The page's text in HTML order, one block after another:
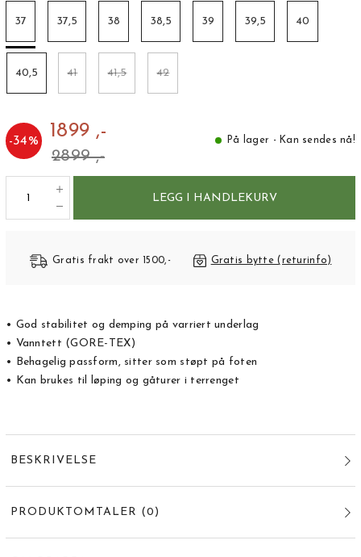
37 37,5 38 38,5 39 39,5 40
40,5 41 41,5 42
-34% 1899 ,-
2899 ,-
På lager - Kan sendes nå!
LEGG I HANDLEKURV
Gratis frakt over 1500,- Gratis bytte (returinfo)
• God stabilitet og demping på varriert underlag
• Vanntett (GORE-TEX)
• Behagelig passform, sitter som støpt på foten
• Kan brukes til løping og gåturer i terrenget
BESKRIVELSE
PRODUKTOMTALER (0 )